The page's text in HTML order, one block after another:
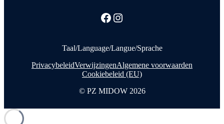
Facebook
Instagram
Taal/Language/Langue/Sprache
PrivacybeleidVerwijzingenAlgemene voorwaarden
Cookiebeleid (EU)
© PZ MIDOW 2026